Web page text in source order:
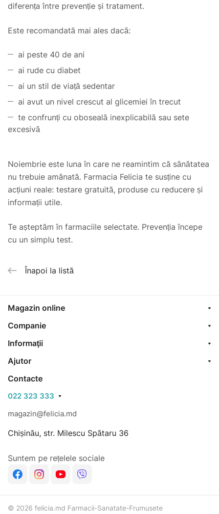
diferența între prevenție și tratament.
Este recomandată mai ales dacă:
ai peste 40 de ani
ai rude cu diabet
ai un stil de viață sedentar
ai avut un nivel crescut al glicemiei în trecut
te confrunți cu oboseală inexplicabilă sau sete
excesivă
Noiembrie este luna în care ne reamintim că sănătatea
nu trebuie amânată. Farmacia Felicia te susține cu
acțiuni reale: testare gratuită, produse cu reducere și
informații utile.
Te așteptăm în farmaciile selectate. Prevenția începe
cu un simplu test.
Înapoi la listă
Magazin online
Companie
Informaţii
Ajutor
Contacte
022 323 333
magazin@felicia.md
Chișinău, str. Milescu Spătaru 36
Suntem pe rețelele sociale
© 2026 felicia.md Farmacii-Sanatate-Frumusete